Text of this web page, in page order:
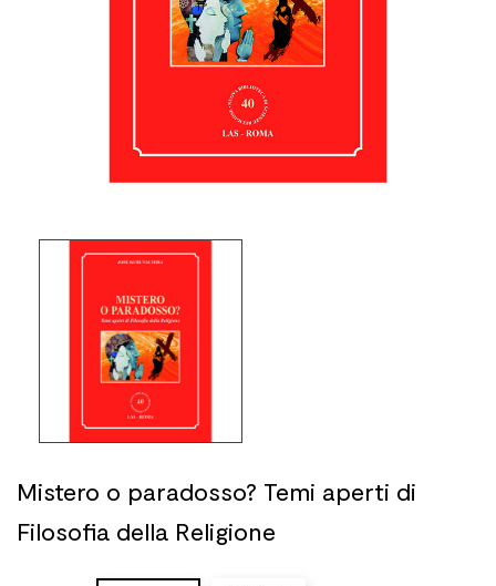
Mistero o paradosso? Temi aperti di
Filosofia della Religione